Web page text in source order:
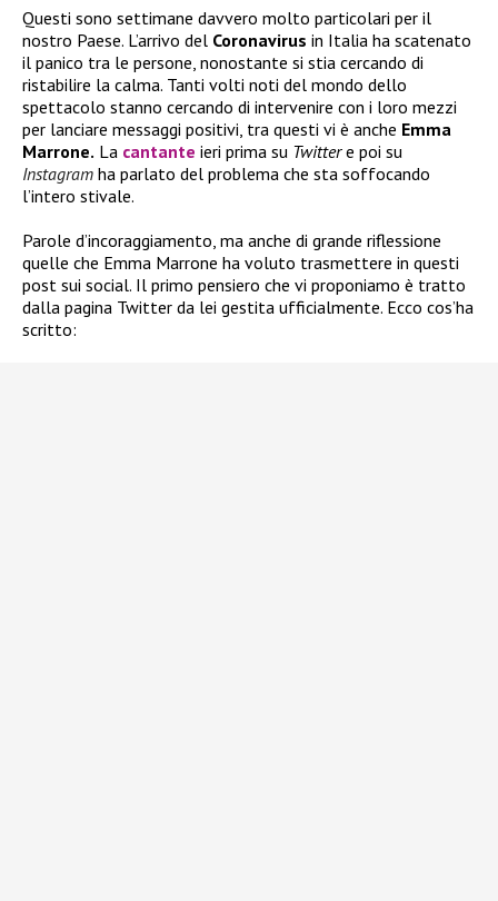
Questi sono settimane davvero molto particolari per il
nostro Paese. L’arrivo del Coronavirus in Italia ha scatenato
il panico tra le persone, nonostante si stia cercando di
ristabilire la calma. Tanti volti noti del mondo dello
spettacolo stanno cercando di intervenire con i loro mezzi
per lanciare messaggi positivi, tra questi vi è anche Emma
Marrone. La cantante ieri prima su Twittere poi su
Instagram ha parlato del problema che sta soffocando
l’intero stivale.
Parole d’incoraggiamento, ma anche di grande riflessione
quelle che Emma Marrone ha voluto trasmettere in questi
post sui social. Il primo pensiero che vi proponiamo è tratto
dalla pagina Twitter da lei gestita ufficialmente. Ecco cos’ha
scritto: